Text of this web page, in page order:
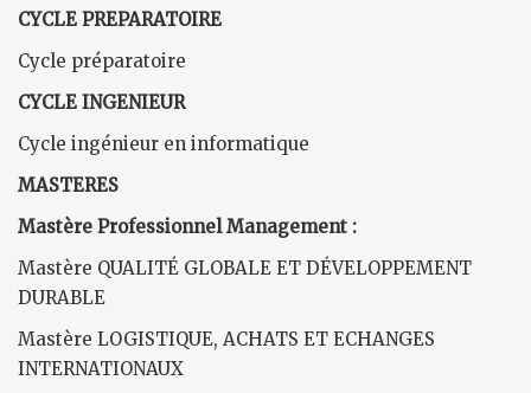
CYCLE PREPARATOIRE
Cycle préparatoire
CYCLE INGENIEUR
Cycle ingénieur en informatique
MASTERES
Mastère Professionnel Management :
Mastère QUALITÉ GLOBALE ET DÉVELOPPEMENT
DURABLE
Mastère LOGISTIQUE, ACHATS ET ECHANGES
INTERNATIONAUX